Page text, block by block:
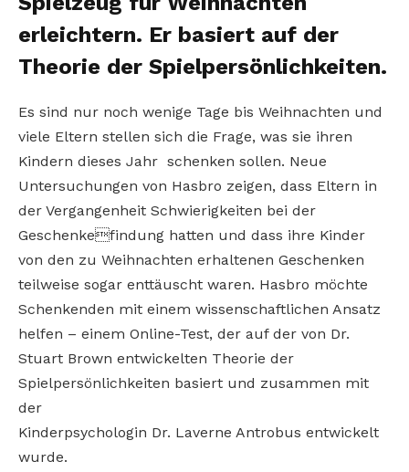
erleichtern. Er basiert auf der
Theorie der Spielpersönlichkeiten.
Es sind nur noch wenige Tage bis Weihnachten und
viele Eltern stellen sich die Frage, was sie ihren
Kindern dieses Jahr schenken sollen. Neue
Untersuchungen von Hasbro zeigen, dass Eltern in
der Vergangenheit Schwierigkeiten bei der
Geschenkefindung hatten und dass ihre Kinder
von den zu Weihnachten erhaltenen Geschenken
teilweise sogar enttäuscht waren. Hasbro möchte
Schenkenden mit einem wissenschaftlichen Ansatz
helfen – einem Online-Test, der auf der von Dr.
Stuart Brown entwickelten Theorie der
Spielpersönlichkeiten basiert und zusammen mit
der
Kinderpsychologin Dr. Laverne Antrobus entwickelt
wurde.